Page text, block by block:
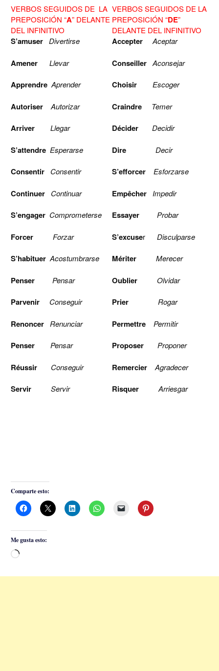
VERBOS SEGUIDOS DE LA
PREPOSICIÓN “A” DELANTE
DEL INFINITIVO
VERBOS SEGUIDOS DE LA
PREPOSICIÓN “DE”
DELANTE DEL INFINITIVO
S’amuser Divertirse
Amener Llevar
Apprendre Aprender
Autoriser Autorizar
Arriver Llegar
S’attendre Esperarse
Consentir Consentir
Continuer Continuar
S’engager Comprometerse
Forcer Forzar
S’habituer Acostumbrarse
Penser Pensar
Parvenir Conseguir
Renoncer Renunciar
Penser Pensar
Réussir Conseguir
Servir Servir
Accepter Aceptar
Conseiller Aconsejar
Choisir Escoger
Craindre Temer
Décider Decidir
Dire Decir
S’efforcer Esforzarse
Empêcher Impedir
Essayer Probar
S’excuser Disculparse
Mériter Merecer
Oublier Olvidar
Prier Rogar
Permettre Permitir
Proposer Proponer
Remercier Agradecer
Risquer Arriesgar
Comparte esto:
Me gusta esto:
Cargando...